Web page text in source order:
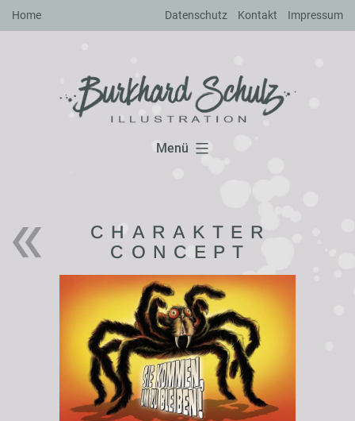
Zum
Home Datenschutz Kontakt Impressum
Menü
CHARAKTER
CONCEPT